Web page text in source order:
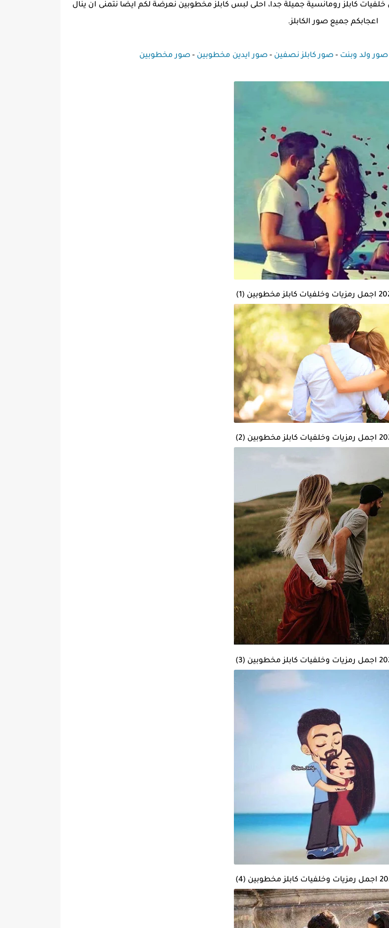
كابلز رومانسية جميلة جدا، احلى لبس كابلز مخطوبين نعرضة لكم ايضا نتمنى ان ينال
اعجابكم جميع صور الكابلز.
صور ولد وبنت - صور كابلز نصفين - صور ايدين مخطوبين - صور مخطوبين